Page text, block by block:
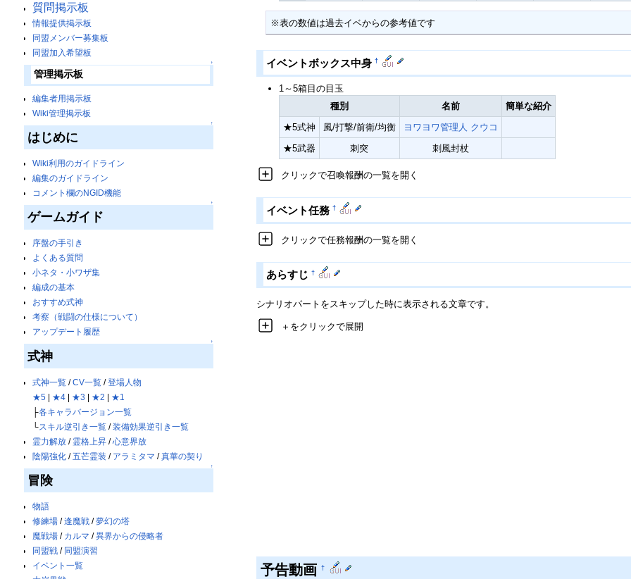
質問掲示板
情報提供掲示板
同盟メンバー募集板
同盟加入希望板
↑
管理掲示板
編集者用掲示板
Wiki管理掲示板
↑
はじめに
Wiki利用のガイドライン
編集のガイドライン
コメント欄のNGID機能
↑
ゲームガイド
序盤の手引き
よくある質問
小ネタ・小ワザ集
編成の基本
おすすめ式神
考察（戦闘の仕様について）
アップデート履歴
↑
式神
式神一覧/CV一覧/登場人物
★5| ★4| ★3 | ★2 | ★1
├各キャラバージョン一覧
└スキル逆引き一覧/装備効果逆引き一覧
霊力解放/ 霊格上昇/心意界放
陰陽強化 /五芒霊装 / アラミタマ / 真華の契り
↑
冒険
物語
修練場/逢魔戦/夢幻の塔
魔戦場/ カルマ /異界からの侵略者
同盟戦/ 同盟演習
イベント一覧
※表の数値は過去イベからの参考値です
イベントボックス中身†
1～5箱目の目玉
種別
名前
簡単な紹介
★5式神
風/打撃/前衛/均衡
ヨワヨワ管理人 クウコ
★5武器
刺突 刺風封杖
クリックで召喚報酬の一覧を開く
イベント任務†
クリックで任務報酬の一覧を開く
あらすじ†
シナリオパートをスキップした時に表示される文章です。
＋をクリックで展開
予告動画 †